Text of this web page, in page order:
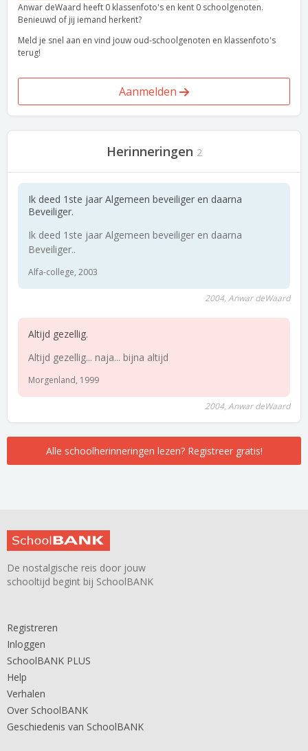
Anwar deWaard heeft 0 klassenfoto's en kent 0 schoolgenoten.
Benieuwd of jij iemand herkent?
Meld je snel aan en vind jouw oud-schoolgenoten en klassenfoto's
terug!
Aanmelden
Herinneringen 2
Ik deed 1ste jaar Algemeen beveiliger en daarna
Beveiliger.
Ik deed 1ste jaar Algemeen beveiliger en daarna
Beveiliger..
Alfa-college, 2003
2004, Anwar deWaard
Altijd gezellig.
Altijd gezellig... naja... bijna altijd
Morgenland, 1999
2004, Anwar deWaard
Alle schoolherinneringen lezen? Registreer gratis!
De nostalgische reis door jouw
schooltijd begint bij SchoolBANK
Registreren
Inloggen
SchoolBANK PLUS
Help
Verhalen
Over SchoolBANK
Geschiedenis van SchoolBANK